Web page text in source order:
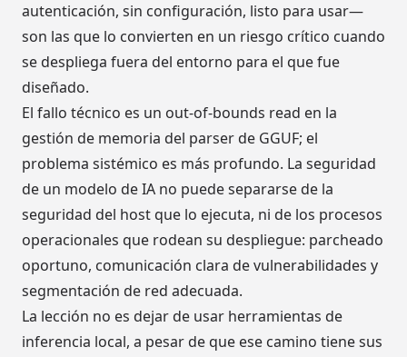
autenticación, sin configuración, listo para usar—
son las que lo convierten en un riesgo crítico cuando
se despliega fuera del entorno para el que fue
diseñado.
El fallo técnico es un out-of-bounds read en la
gestión de memoria del parser de GGUF; el
problema sistémico es más profundo. La seguridad
de un modelo de IA no puede separarse de la
seguridad del host que lo ejecuta, ni de los procesos
operacionales que rodean su despliegue: parcheado
oportuno, comunicación clara de vulnerabilidades y
segmentación de red adecuada.
La lección no es dejar de usar herramientas de
inferencia local, a pesar de que ese camino tiene sus